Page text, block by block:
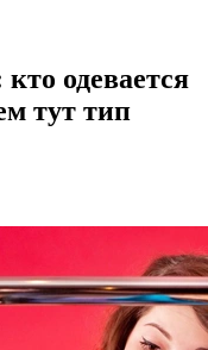
одевается
тут тип